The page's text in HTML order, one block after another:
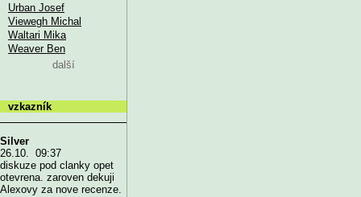
Urban Josef
Viewegh Michal
Waltari Mika
Weaver Ben
další
vzkazník
Silver
26.10. 09:37
diskuze pod clanky opet
otevrena. zaroven dekuji
Alexovy za nove recenze.